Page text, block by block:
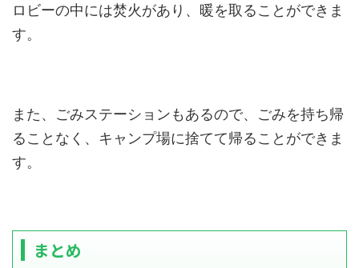
ロビーの中には焚火があり、暖を取ることができま
す。
また、ごみステーションもあるので、ごみを持ち帰
ることなく、キャンプ場に捨てて帰ることができま
す。
まとめ